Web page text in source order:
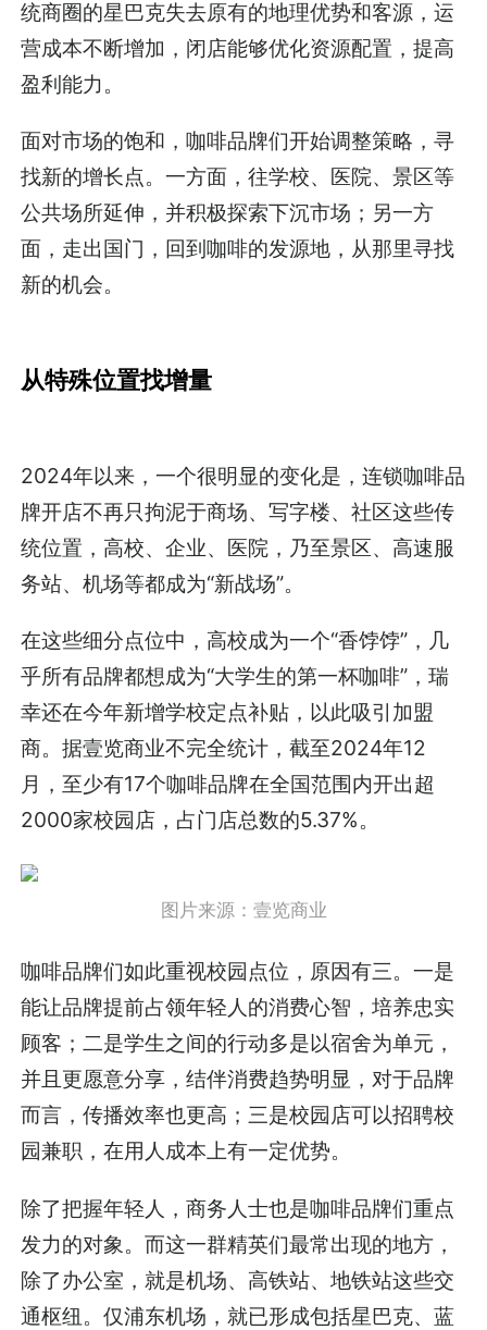
统商圈的星巴克失去原有的地理优势和客源，运
营成本不断增加，闭店能够优化资源配置，提高
盈利能力。
面对市场的饱和，咖啡品牌们开始调整策略，寻
找新的增长点。一方面，往学校、医院、景区等
公共场所延伸，并积极探索下沉市场；另一方
面，走出国门，回到咖啡的发源地，从那里寻找
新的机会。
从特殊位置找增量
2024年以来，一个很明显的变化是，连锁咖啡品
牌开店不再只拘泥于商场、写字楼、社区这些传
统位置，高校、企业、医院，乃至景区、高速服
务站、机场等都成为“新战场”。
在这些细分点位中，高校成为一个“香饽饽”，几
乎所有品牌都想成为“大学生的第一杯咖啡”，瑞
幸还在今年新增学校定点补贴，以此吸引加盟
商。据壹览商业不完全统计，截至2024年12
月，至少有17个咖啡品牌在全国范围内开出超
2000家校园店，占门店总数的5.37%。
图片来源：壹览商业
咖啡品牌们如此重视校园点位，原因有三。一是
能让品牌提前占领年轻人的消费心智，培养忠实
顾客；二是学生之间的行动多是以宿舍为单元，
并且更愿意分享，结伴消费趋势明显，对于品牌
而言，传播效率也更高；三是校园店可以招聘校
园兼职，在用人成本上有一定优势。
除了把握年轻人，商务人士也是咖啡品牌们重点
发力的对象。而这一群精英们最常出现的地方，
除了办公室，就是机场、高铁站、地铁站这些交
通枢纽。仅浦东机场，就已形成包括星巴克、蓝